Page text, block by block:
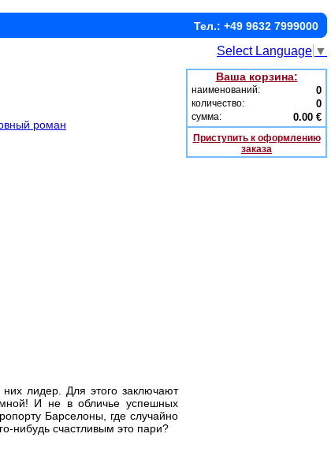
Тел.: +49 9632 7999000
Select Language ▼
роман
лидер. Для этого заключают
И не в обличье успешных
Барселоны, где случайно
нибудь счастливым это пари?
Ваша корзина:
наименований: 0
количество: 0
сумма: 0.00 €
Приступить к оформлению
заказа